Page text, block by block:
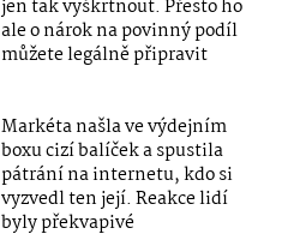
jen tak vyškrtnout. Přesto ho
ale o nárok na povinný podíl
můžete legálně připravit
Markéta našla ve výdejním
boxu cizí balíček a spustila
pátrání na internetu, kdo si
vyzvedl ten její. Reakce lidí
byly překvapivé